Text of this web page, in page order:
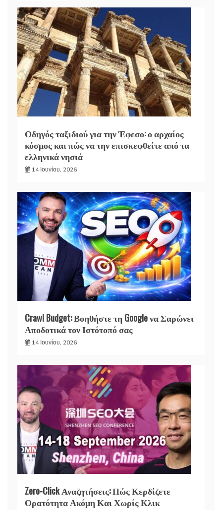
Οδηγός ταξιδιού για την Έφεσο: ο αρχαίος
κόσμος και πώς να την επισκεφθείτε από τα
ελληνικά νησιά
14 Ιουνίου, 2026
Crawl Budget: Βοηθήστε τη Google να Σαρώνει
Αποδοτικά τον Ιστότοπό σας
14 Ιουνίου, 2026
Zero-Click Αναζητήσεις: Πώς Κερδίζετε
Ορατότητα Ακόμη Και Χωρίς Κλικ